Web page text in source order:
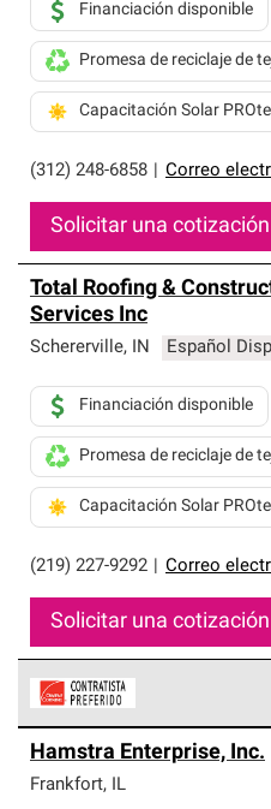
(312) 248-6858 Correo
Financiación disponible
Promesa de reciclaje de
Capacitación Solar
Solicitar una cotización
Total Roofing &
Services Inc
Schererville, IN Español
(219) 227-9292 Correo
Financiación disponible
Promesa de reciclaje de
Capacitación Solar
Solicitar una cotización
parte de una red exclusiva
que cumplen con altos
Hamstra Enterprise, Inc.
Frankfort, IL